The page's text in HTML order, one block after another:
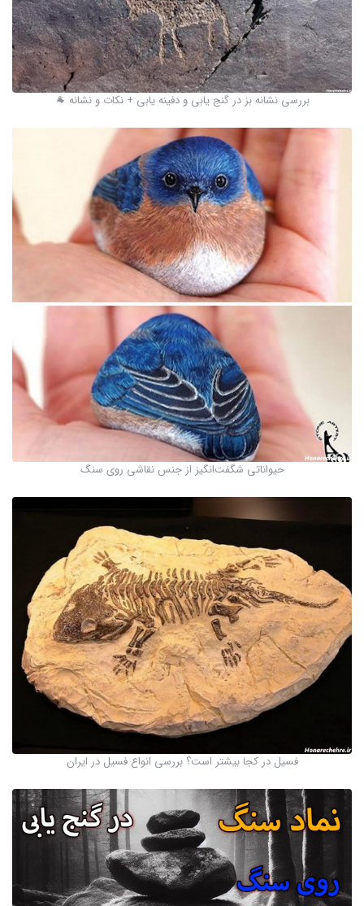
بررسی نشانه بز در گنج یابی و دفینه یابی + نکات و نشانه 🐐
حیواناتی شگفت‌انگیز از جنس نقاشی روی سنگ‌
فسیل در کجا بیشتر است؟ بررسی انواع فسیل در ایران